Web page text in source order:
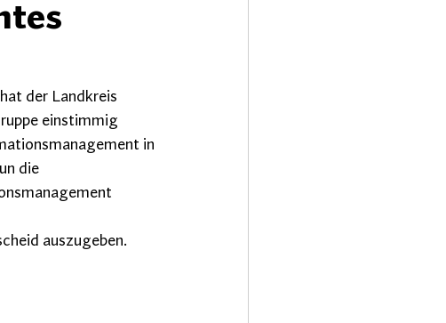
der Landkreis
einstimmig
in
die
auszugeben.